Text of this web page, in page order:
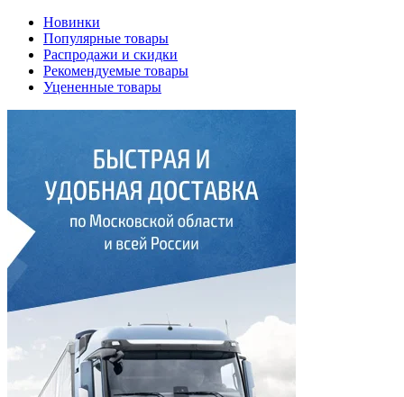
Новинки
Популярные товары
Распродажи и скидки
Рекомендуемые товары
Уцененные товары